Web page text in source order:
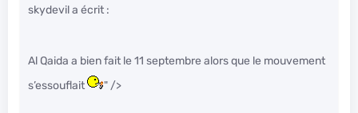
skydevil a écrit :
Al Qaida a bien fait le 11 septembre alors que le mouvement
s’essouflait
" />